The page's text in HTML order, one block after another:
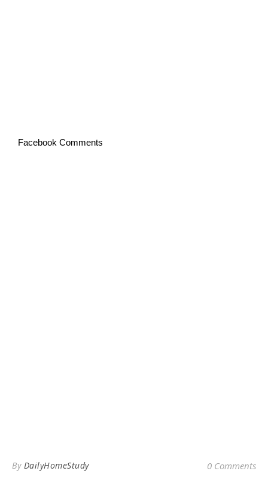
Facebook Comments
By DailyHomeStudy 0 Comments